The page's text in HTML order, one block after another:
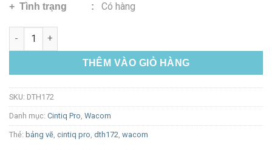
+ Tình trạng : Có hàng
Bảng vẽ Cintiq Pro 17 Touch số lượng
THÊM VÀO GIỎ HÀNG
SKU: DTH172
Danh mục: Cintiq Pro Wacom
Thẻ: bảng vẽ cintiq pro dth172 wacom